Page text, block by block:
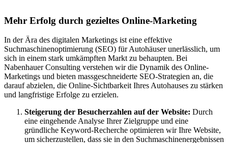
Mehr Erfolg durch gezieltes Online-Marketing
In der Ära des digitalen Marketings ist eine effektive
Suchmaschinenoptimierung (SEO) für Autohäuser unerlässlich, um
sich in einem stark umkämpften Markt zu behaupten. Bei
Nabenhauer Consulting verstehen wir die Dynamik des Online-
Marketings und bieten massgeschneiderte SEO-Strategien an, die
darauf abzielen, die Online-Sichtbarkeit Ihres Autohauses zu stärken
und langfristige Erfolge zu erzielen.
Steigerung der Besucherzahlen auf der Website: Durch
eine eingehende Analyse Ihrer Zielgruppe und eine
gründliche Keyword-Recherche optimieren wir Ihre Website,
um sicherzustellen, dass sie in den Suchmaschinenergebnissen